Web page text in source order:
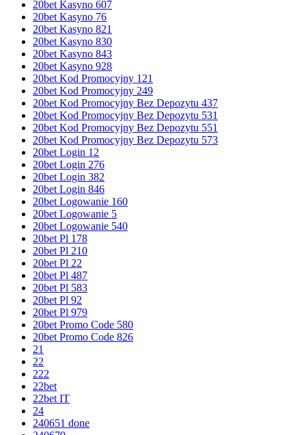
20bet Kasyno 607
20bet Kasyno 76
20bet Kasyno 821
20bet Kasyno 830
20bet Kasyno 843
20bet Kasyno 928
20bet Kod Promocyjny 121
20bet Kod Promocyjny 249
20bet Kod Promocyjny Bez Depozytu 437
20bet Kod Promocyjny Bez Depozytu 531
20bet Kod Promocyjny Bez Depozytu 551
20bet Kod Promocyjny Bez Depozytu 573
20bet Login 12
20bet Login 276
20bet Login 382
20bet Login 846
20bet Logowanie 160
20bet Logowanie 5
20bet Logowanie 540
20bet Pl 178
20bet Pl 210
20bet Pl 22
20bet Pl 487
20bet Pl 583
20bet Pl 92
20bet Pl 979
20bet Promo Code 580
20bet Promo Code 826
21
22
222
22bet
22bet IT
24
240651 done